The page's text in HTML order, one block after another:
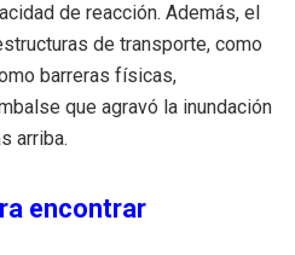
de reacción. Además, el
de transporte, como
barreras físicas,
que agravó la inundación
arriba.
encontrar